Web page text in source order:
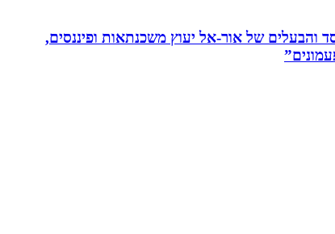
והבעלים של אור-אל יעוץ משכנתאות ופיננסים,